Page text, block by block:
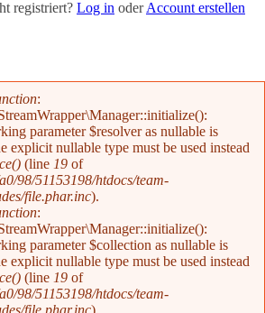
registriert? Log in oderAccount erstellen
:
parameter $resolver as nullable is
explicit nullable type must be used instead
(line 19 of
98/51153198/htdocs/team-
file.phar.inc).
:
parameter $collection as nullable is
explicit nullable type must be used instead
(line 19 of
98/51153198/htdocs/team-
file.phar.inc).